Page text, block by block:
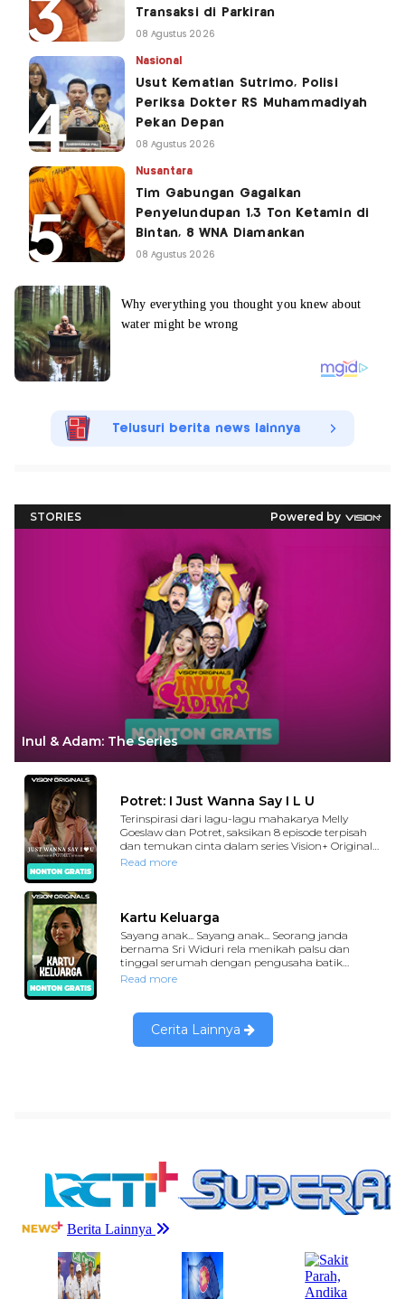
Transaksi di Parkiran
08 Agustus 2026
Nasional
Usut Kematian Sutrimo, Polisi
Periksa Dokter RS Muhammadiyah
Pekan Depan
08 Agustus 2026
Nusantara
Tim Gabungan Gagalkan
Penyelundupan 1,3 Ton Ketamin di
Bintan, 8 WNA Diamankan
08 Agustus 2026
Telusuri berita news lainnya